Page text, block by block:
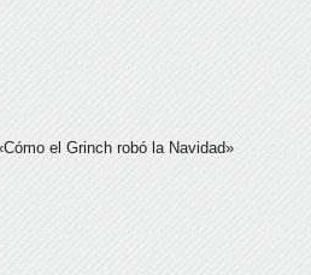
el Grinch robó la Navidad»